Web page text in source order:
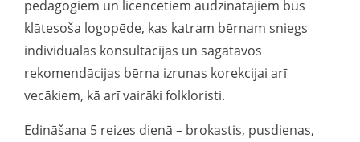
pedagogiem un licencētiem audzinātājiem būs
klātesoša logopēde, kas katram bērnam sniegs
individuālas konsultācijas un sagatavos
rekomendācijas bērna izrunas korekcijai arī
vecākiem, kā arī vairāki folkloristi.
Ēdināšana 5 reizes dienā – brokastis, pusdienas,